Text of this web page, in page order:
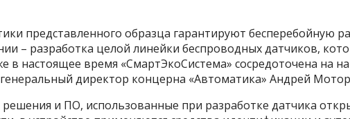
представленного образца гарантируют бесперебойную
– разработка целой линейки беспроводных датчиков,
в настоящее время «СмартЭкоСистема» сосредоточена на
генеральный директор концерна «Автоматика» Андрей
решения и ПО, использованные при разработке датчика